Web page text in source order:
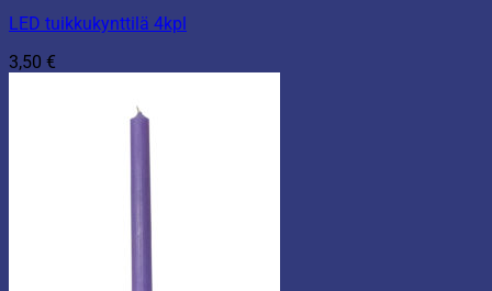
LED tuikkukynttilä 4kpl
3,50 €